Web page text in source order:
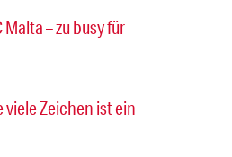
– zu busy für
viele Zeichen ist ein